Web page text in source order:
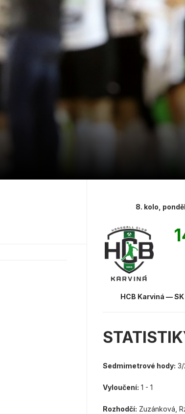
8. kolo,
HCB Karviná —
Sedmimetrové hody:
Vyloučení: 1 - 1
Rozhodčí: Zuzánková,